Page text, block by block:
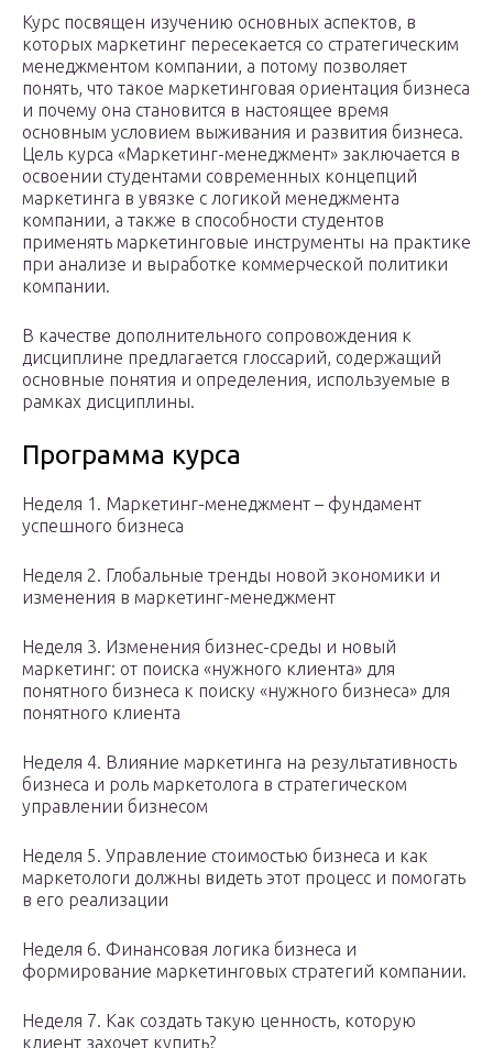
Курс посвящен изучению основных аспектов, в
которых маркетинг пересекается со стратегическим
менеджментом компании, а потому позволяет
понять, что такое маркетинговая ориентация бизнеса
и почему она становится в настоящее время
основным условием выживания и развития бизнеса.
Цель курса «Маркетинг-менеджмент» заключается в
освоении студентами современных концепций
маркетинга в увязке с логикой менеджмента
компании, а также в способности студентов
применять маркетинговые инструменты на практике
при анализе и выработке коммерческой политики
компании.
В качестве дополнительного сопровождения к
дисциплине предлагается глоссарий, содержащий
основные понятия и определения, используемые в
рамках дисциплины.
Программа курса
Неделя 1. Маркетинг-менеджмент – фундамент
успешного бизнеса
Неделя 2. Глобальные тренды новой экономики и
изменения в маркетинг-менеджмент
Неделя 3. Изменения бизнес-среды и новый
маркетинг: от поиска «нужного клиента» для
понятного бизнеса к поиску «нужного бизнеса» для
понятного клиента
Неделя 4. Влияние маркетинга на результативность
бизнеса и роль маркетолога в стратегическом
управлении бизнесом
Неделя 5. Управление стоимостью бизнеса и как
маркетологи должны видеть этот процесс и помогать
в его реализации
Неделя 6. Финансовая логика бизнеса и
формирование маркетинговых стратегий компании.
Неделя 7. Как создать такую ценность, которую
клиент захочет купить?